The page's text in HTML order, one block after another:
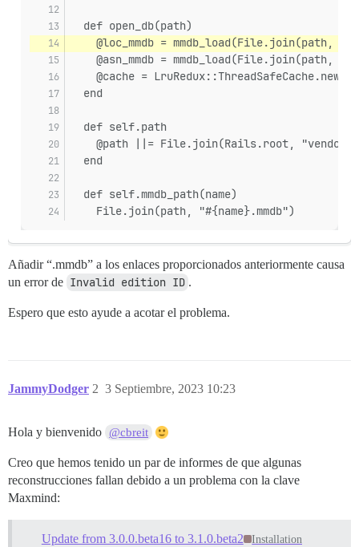
  def open_db(path)
@loc_mmdb = mmdb_load(File.join(path,
@asn_mmdb = mmdb_load(File.join(path,
@cache =
  end
  def self.path
@path ||= File.join(Rails.root,
  end
  def self.mmdb_path(name)
    File.join(path, "#{name}.mmdb")
Añadir “.mmdb” a los enlaces proporcionados anteriormente causa
un error de Invalid edition ID .
Espero que esto ayude a acotar el problema.
JammyDodger 3 Septiembre, 2023 10:23
2
Hola y bienvenido @cbreit
Creo que hemos tenido un par de informes de que algunas
reconstrucciones fallan debido a un problema con la clave
Maxmind:
Update from 3.0.0.beta16 to 3.1.0.beta2 Installation